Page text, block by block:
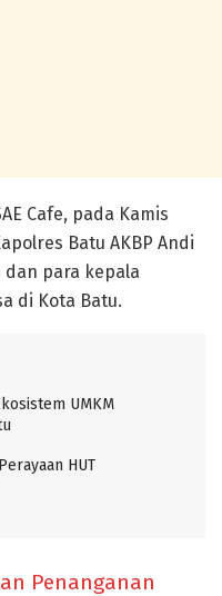
Cafe, pada Kamis
Batu AKBP Andi
dan para kepala
di Kota Batu.
UMKM
HUT
Penanganan